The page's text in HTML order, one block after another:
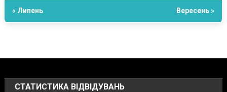
« Липень Вересень »
СТАТИСТИКА ВІДВІДУВАНЬ